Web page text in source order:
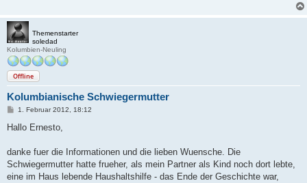
Themenstarter
soledad
Kolumbien-Neuling
Offline
Kolumbianische Schwiegermutter
B
i
a
1. Februar 2012, 18:12
Hallo Ernesto,
danke fuer die Informationen und die lieben Wuensche. Die
Schwiegermutter hatte frueher, als mein Partner als Kind noch dort lebte,
eine im Haus lebende Haushaltshilfe - das Ende der Geschichte war,